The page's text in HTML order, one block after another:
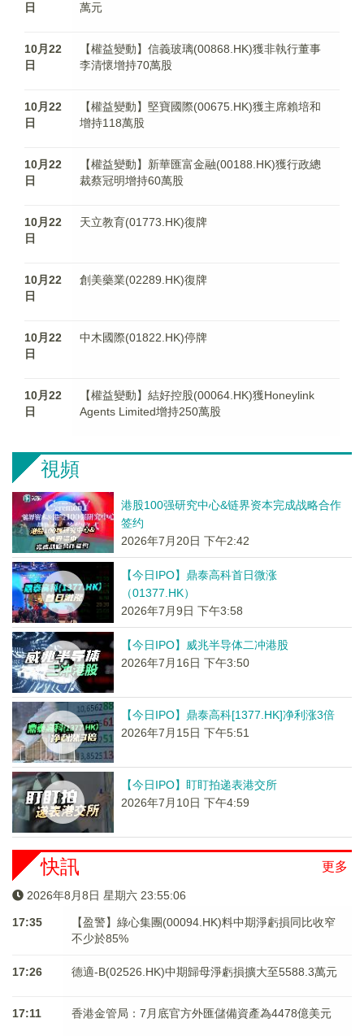
日
萬元
10月22
日
【權益變動】信義玻璃(00868.HK)獲非執行董事
李清懷增持70萬股
10月22
日
【權益變動】堅寶國際(00675.HK)獲主席賴培和
增持118萬股
10月22
日
【權益變動】新華匯富金融(00188.HK)獲行政總
裁蔡冠明增持60萬股
10月22
日
天立教育(01773.HK)復牌
10月22
日
創美藥業(02289.HK)復牌
10月22
日
中木國際(01822.HK)停牌
10月22
日
【權益變動】結好控股(00064.HK)獲Honeylink
Agents Limited增持250萬股
視頻
港股100强研究中心&链界资本完成战略合作
签约
2026年7月20日 下午2:42
【今日IPO】鼎泰高科首日微涨
（01377.HK）
2026年7月9日 下午3:58
【今日IPO】威兆半导体二冲港股
2026年7月16日 下午3:50
【今日IPO】鼎泰高科[1377.HK]净利涨3倍
2026年7月15日 下午5:51
【今日IPO】盯盯拍递表港交所
2026年7月10日 下午4:59
更多
快訊
2026年8月8日 星期六 23:55:06
17:35
【盈警】綠心集團(00094.HK)料中期淨虧損同比收窄
不少於85%
17:26 德適-B(02526.HK)中期歸母淨虧損擴大至5588.3萬元
17:11 香港金管局：7月底官方外匯儲備資產為4478億美元